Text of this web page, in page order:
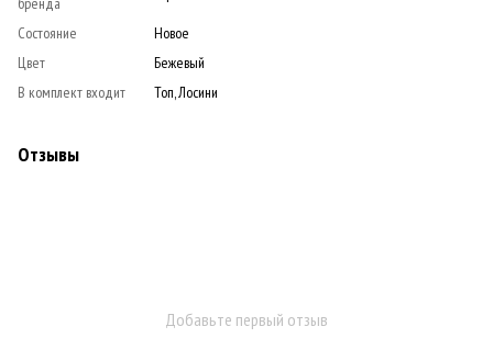
Состояние
Новое
Цвет
Бежевый
В комплект входит
Топ, Лосини
Отзывы
Добавьте первый отзыв